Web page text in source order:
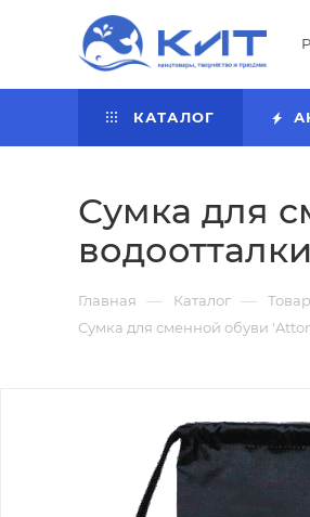
КАТАЛОГ
Сумка для
Главная — Каталог —
Сумка для сменной обуви